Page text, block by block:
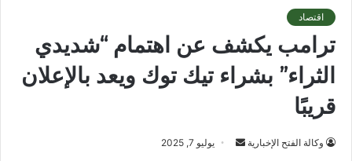
اقتصاد
ترامب يكشف عن اهتمام “شديدي
الثراء” بشراء تيك توك ويعد بالإعلان
قريبًا
وكالة الفتح الإخبارية
أرسل يوليو 7, 2025